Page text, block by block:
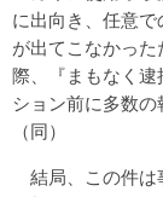
に出向き、任意
が出てこなかっ
際、『まもなく
ション前に多数の
（同）
結局、この件は